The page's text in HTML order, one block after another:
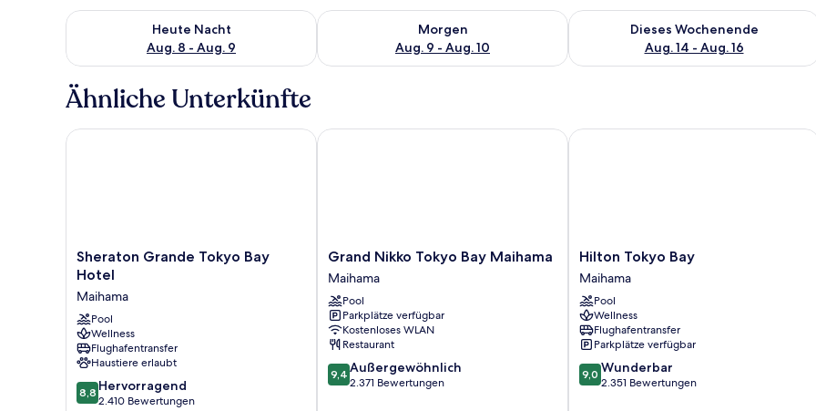
Heute Nacht
Aug. 8 - Aug. 9
Überprüfe die Verfügbarkeit für heute Nacht, Aug. 8 - Aug. 9.
Morgen
Aug. 9 - Aug. 10
Überprüfe die Verfügbarkeit für morgen, Aug. 9 - Aug. 10.
Dieses Wochenende
Aug. 14 - Aug. 16
Überprüfe die Verfügbarkeit für
Ähnliche Unterkünfte
Sheraton
Grande
Bay
Hotel
Maihama
Sheraton Grande Tokyo Bay
Hotel
Maihama
Pool
Wellness
Flughafentransfer
Haustiere erlaubt
8.8
von
8,8 Hervorragend
2.410 Bewertungen
Sheraton Grande Tokyo Bay Hotel
Grand
Nikko
Tokyo
Bay
Maihama
Maihama
Grand Nikko Tokyo Bay Maihama
Maihama
Pool
Parkplätze verfügbar
Kostenloses WLAN
Restaurant
9.4
von
9,4 Außergewöhnlich
2.371 Bewertungen
Grand Nikko Tokyo Bay Maihama
Hilton
Tokyo
Bay
Maihama
Hilton Tokyo Bay
Maihama
Pool
Wellness
Flughafentransfer
Parkplätze verfügbar
9.0
von
9,0 Wunderbar
2.351 Bewertungen
Hilton Tokyo Bay